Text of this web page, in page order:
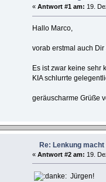
« Antwort #1 am: 19.
Hallo Marco,
vorab erstmal auch
Es ist zwar keine sehr
KIA schlurrte
geräuscharme Grüße
Re: Lenkung
« Antwort #2 am: 19.
Jürgen!